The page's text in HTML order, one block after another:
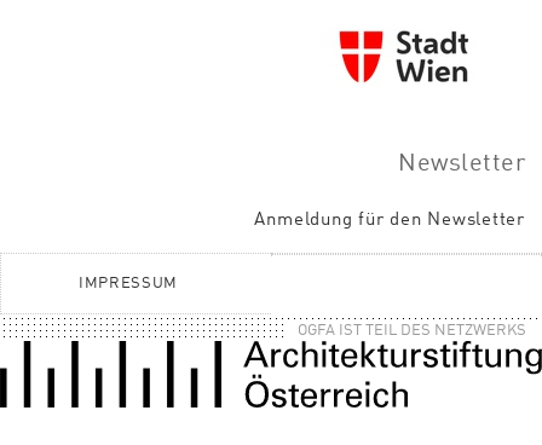
Newsletter
Anmeldung für den Newsletter
IMPRESSUM
OGFA IST TEIL DES NETZWERKS